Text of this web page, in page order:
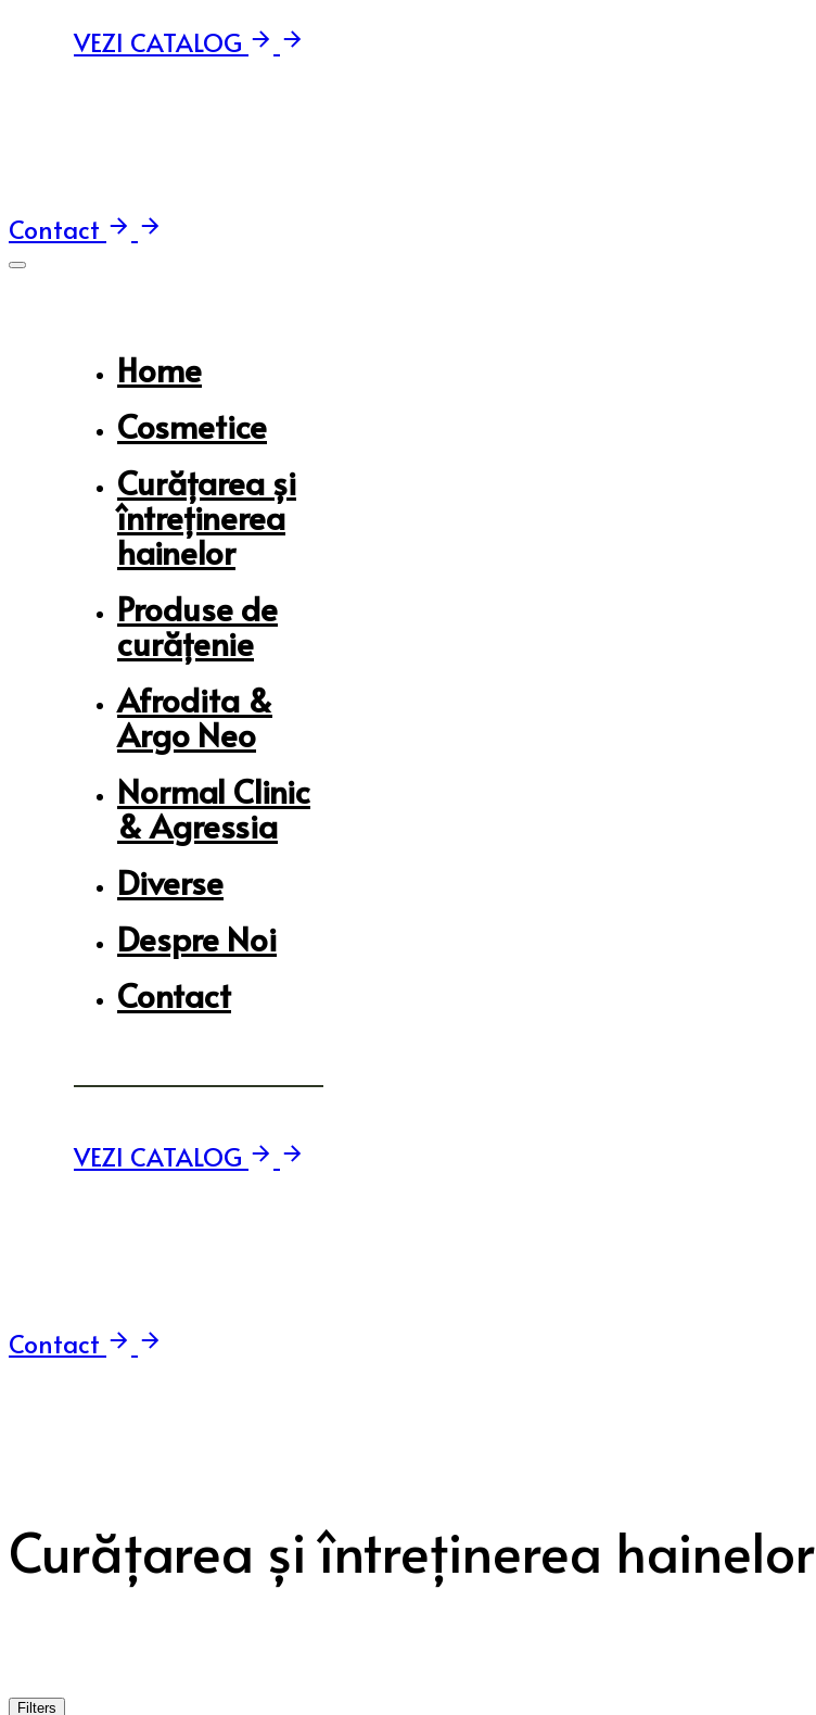
VEZI CATALOG
Contact
Home
Cosmetice
Curățarea și
întreținerea
hainelor
Produse de
curățenie
Afrodita &
Argo Neo
Normal Clinic
& Agressia
Diverse
Despre Noi
Contact
VEZI CATALOG
Contact
Curățarea și întreținerea hainelor
Filters